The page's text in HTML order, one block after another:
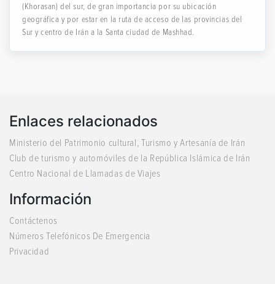
(Khorasan) del sur, de gran importancia por su ubicación
geográfica y por estar en la ruta de acceso de las provincias del
Sur y centro de Irán a la Santa ciudad de Mashhad.
Enlaces relacionados
Ministerio del Patrimonio cultural, Turismo y Artesanía de Irán
Club de turismo y automóviles de la República Islámica de Irán
Centro Nacional de Llamadas de Viajes
Información
Contáctenos
Números Telefónicos De Emergencia
Privacidad